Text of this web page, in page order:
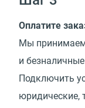
Оплатите
Мы принимаем
и
Подключить
юридические,